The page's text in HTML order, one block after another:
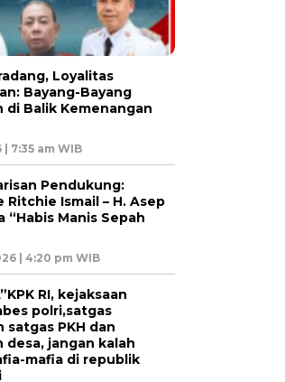
Loyalitas
Bayang-Bayang
di Balik Kemenangan
7:35 am WIB
Pendukung:
Ritchie Ismail – H. Asep
“Habis Manis Sepah
| 4:20 pm WIB
RI, kejaksaan
polri,satgas
satgas PKH dan
desa, jangan kalah
mafia di republik